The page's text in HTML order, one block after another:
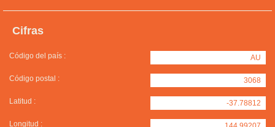
Cifras
Código del país : AU
Código postal : 3068
Latitud : -37.78812
Longitud :